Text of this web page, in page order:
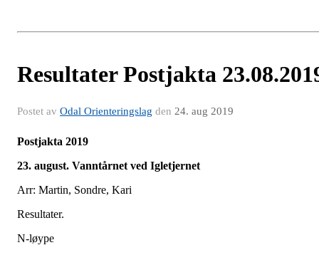
Resultater Postjakta
Postet av Odal Orienteringslag den 24. aug 2019
Postjakta 2019
23. august. Vanntårnet ved Igletjernet
Arr: Martin, Sondre, Kari
Resultater.
N-løype